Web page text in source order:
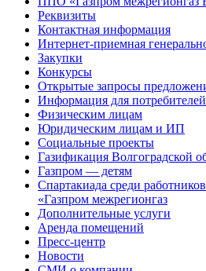
Реквизиты
Контактная информация
Интернет-приемная
Закупки
Конкурсы
Открытые запросы
Информация для потребителей
Физическим лицам
Юридическим лицам и ИП
Социальные проекты
Газификация Волгоградской
Газпром — детям
Спартакиада среди
«Газпром межрегионгаз
Дополнительные услуги
Аренда помещений
Пресс-центр
Новости